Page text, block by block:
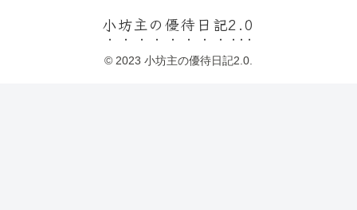
小坊主の優待日記2.0
© 2023 小坊主の優待日記2.0.